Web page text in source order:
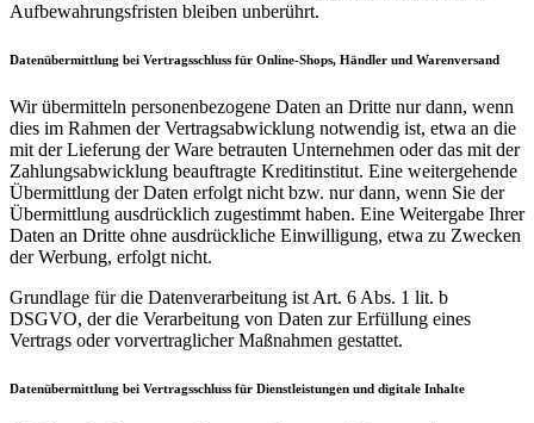
Aufbewahrungsfristen bleiben unberührt.
Datenübermittlung bei Vertragsschluss für Online-Shops, Händler und Warenversand
Wir übermitteln personenbezogene Daten an Dritte nur dann, wenn
dies im Rahmen der Vertragsabwicklung notwendig ist, etwa an die
mit der Lieferung der Ware betrauten Unternehmen oder das mit der
Zahlungsabwicklung beauftragte Kreditinstitut. Eine weitergehende
Übermittlung der Daten erfolgt nicht bzw. nur dann, wenn Sie der
Übermittlung ausdrücklich zugestimmt haben. Eine Weitergabe Ihrer
Daten an Dritte ohne ausdrückliche Einwilligung, etwa zu Zwecken
der Werbung, erfolgt nicht.
Grundlage für die Datenverarbeitung ist Art. 6 Abs. 1 lit. b
DSGVO, der die Verarbeitung von Daten zur Erfüllung eines
Vertrags oder vorvertraglicher Maßnahmen gestattet.
Datenübermittlung bei Vertragsschluss für Dienstleistungen und digitale Inhalte